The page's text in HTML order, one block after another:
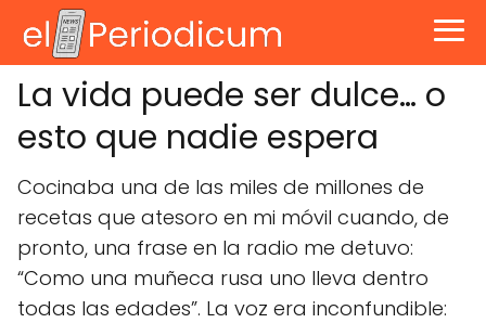
La vida puede ser dulce… o
esto que nadie espera
Cocinaba una de las miles de millones de
recetas que atesoro en mi móvil cuando, de
pronto, una frase en la radio me detuvo:
“Como una muñeca rusa uno lleva dentro
todas las edades”. La voz era inconfundible: